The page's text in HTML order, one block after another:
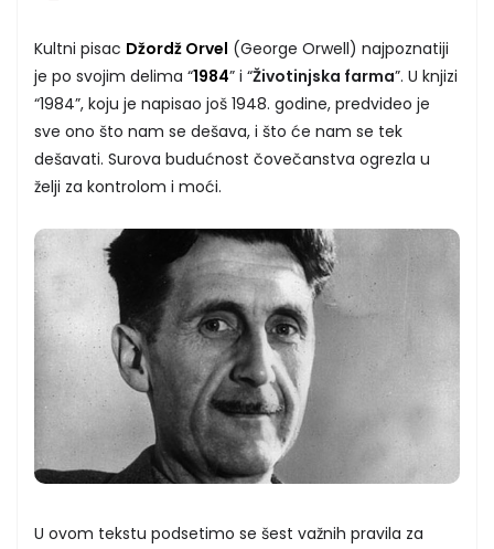
Kultni pisac Džordž Orvel (George Orwell) najpoznatiji
je po svojim delima “1984” i “Životinjska farma”. U knjizi
“1984”, koju je napisao još 1948. godine, predvideo je
sve ono što nam se dešava, i što će nam se tek
dešavati. Surova budućnost čovečanstva ogrezla u
želji za kontrolom i moći.
U ovom tekstu podsetimo se šest važnih pravila za